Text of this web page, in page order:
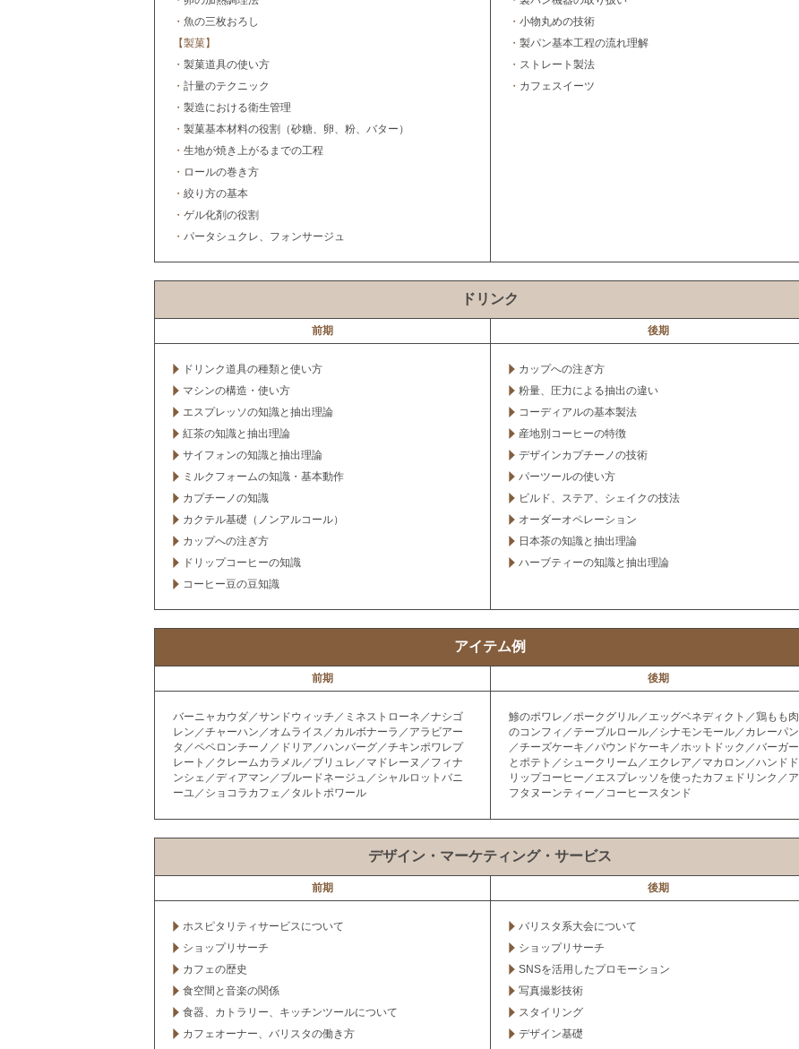
・ 魚の三枚おろし
【製菓】
・ 製菓道具の使い方
・ 計量のテクニック
・ 製造における衛生管理
・ 製菓基本材料の役割（砂糖、卵、粉、バター）
・ 生地が焼き上がるまでの工程
・ ロールの巻き方
・ 絞り方の基本
・ ゲル化剤の役割
・ パータシュクレ、フォンサージュ
・ 小物丸めの技術
・ 製パン基本工程の流れ理解
・ ストレート製法
・ カフェスイーツ
ドリンク
前期 後期
ドリンク道具の種類と使い方
マシンの構造・使い方
エスプレッソの知識と抽出理論
紅茶の知識と抽出理論
サイフォンの知識と抽出理論
ミルクフォームの知識・基本動作
カプチーノの知識
カクテル基礎（ノンアルコール）
カップへの注ぎ方
ドリップコーヒーの知識
コーヒー豆の豆知識
カップへの注ぎ方
粉量、圧力による抽出の違い
コーディアルの基本製法
産地別コーヒーの特徴
デザインカプチーノの技術
パーツールの使い方
ビルド、ステア、シェイクの技法
オーダーオペレーション
日本茶の知識と抽出理論
ハーブティーの知識と抽出理論
アイテム例
前期 後期
バーニャカウダ／サンドウィッチ／ミネストローネ／ナシゴ
レン／チャーハン／オムライス／カルボナーラ／アラビアー
タ／ペペロンチーノ／ドリア／ハンバーグ／チキンポワレプ
レート／クレームカラメル／ブリュレ／マドレーヌ／フィナ
ンシェ／ディアマン／ブルードネージュ／シャルロットバニ
ーユ／ショコラカフェ／タルトポワール
鯵のポワレ／ポークグリル／エッグベネディクト／鶏もも肉
のコンフィ／テーブルロール／シナモンモール／カレーパン
／チーズケーキ／パウンドケーキ／ホットドック／バーガー
とポテト／シュークリーム／エクレア／マカロン／ハンドド
リップコーヒー／エスプレッソを使ったカフェドリンク／ア
フタヌーンティー／コーヒースタンド
デザイン・マーケティング・サービス
前期 後期
ホスピタリティサービスについて
ショップリサーチ
カフェの歴史
食空間と音楽の関係
食器、カトラリー、キッチンツールについて
カフェオーナー、バリスタの働き方
バリスタ系大会について
ショップリサーチ
SNSを活用したプロモーション
写真撮影技術
スタイリング
デザイン基礎